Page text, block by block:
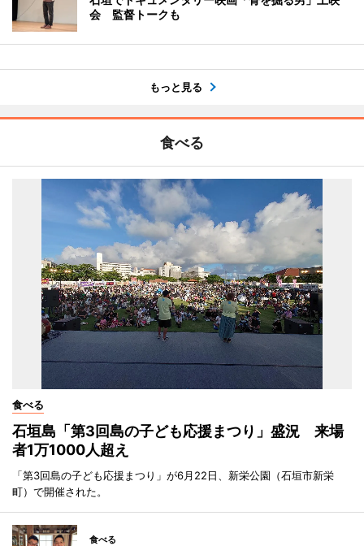
会 監督トークも
もっと見る
食べる
食べる
石垣島「第3回島の子ども応援まつり」盛況 来場
者1万1000人超え
「第3回島の子ども応援まつり」が6月22日、新栄公園（石垣市新栄
町）で開催された。
食べる